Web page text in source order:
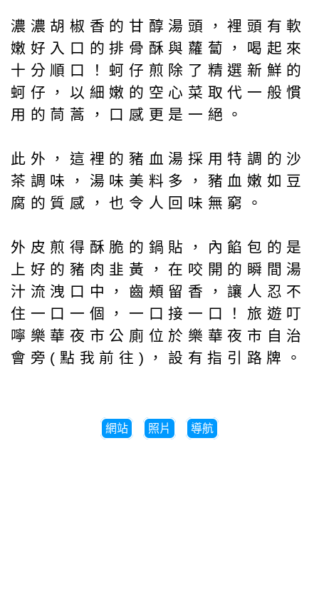
濃濃胡椒香的甘醇湯頭，裡頭有軟
嫩好入口的排骨酥與蘿蔔，喝起來
十分順口！蚵仔煎除了精選新鮮的
蚵仔，以細嫩的空心菜取代一般慣
用的茼蒿，口感更是一絕。
此外，這裡的豬血湯採用特調的沙
茶調味，湯味美料多，豬血嫩如豆
腐的質感，也令人回味無窮。
外皮煎得酥脆的鍋貼，內餡包的是
上好的豬肉韭黃，在咬開的瞬間湯
汁流洩口中，齒頰留香，讓人忍不
住一口一個，一口接一口！旅遊叮
嚀樂華夜市公廁位於樂華夜市自治
會旁(點我前往)，設有指引路牌。
網站 照片 導航